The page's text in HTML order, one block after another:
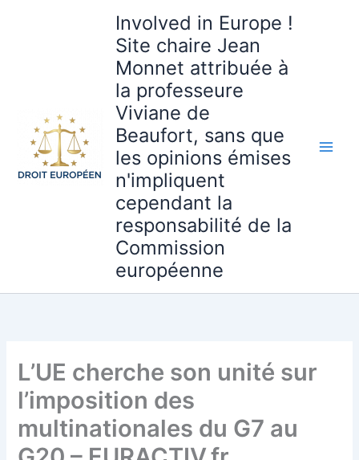
Involved in Europe !
Site chaire Jean
Monnet attribuée à
la professeure
Viviane de
Beaufort, sans que
les opinions émises
n'impliquent
cependant la
responsabilité de la
Commission
européenne
L’UE cherche son unité sur
l’imposition des
multinationales du G7 au